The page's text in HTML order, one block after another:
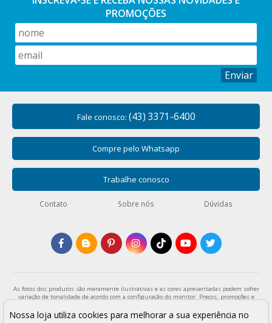
PROMOÇÕES
Enviar
Fale conosco: (43) 3371-6400
Compre pelo Whatsapp
Trabalhe conosco
Contato Sobre nós Dúvidas
As fotos dos produtos são meramente ilustrativas e as cores apresentadas podem sofrer
variação de tonalidade de acordo com a configuração do monitor. Preços, promoções e
enquanto durar o estoque. Os preços apresentados são válidos para pagamentos a vista
e podem sofrer alterações sem aviso prévio. Vendas sujeitas a análise e confirmação de
Nossa loja utiliza cookies para melhorar a sua experiência no